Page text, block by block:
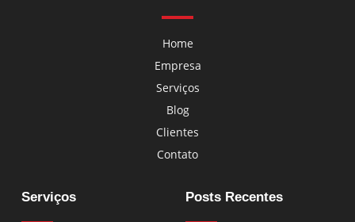
Home
Empresa
Serviços
Blog
Clientes
Contato
Serviços Posts Recentes